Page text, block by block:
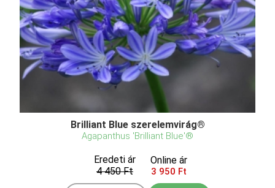
Brilliant Blue szerelemvirág®
Agapanthus 'Brilliant Blue'®
Eredeti ár
4 450 Ft
Online ár
3 950 Ft